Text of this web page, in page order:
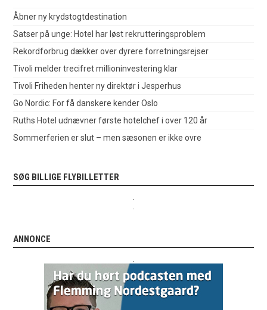
Åbner ny krydstogtdestination
Satser på unge: Hotel har løst rekrutteringsproblem
Rekordforbrug dækker over dyrere forretningsrejser
Tivoli melder trecifret millioninvestering klar
Tivoli Friheden henter ny direktør i Jesperhus
Go Nordic: For få danskere kender Oslo
Ruths Hotel udnævner første hotelchef i over 120 år
Sommerferien er slut – men sæsonen er ikke ovre
SØG BILLIGE FLYBILLETTER
ANNONCE